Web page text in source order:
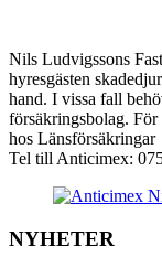
Nils Ludvigssons
hyresgästen
hand. I vissa fall
försäkringsbolag. För
hos Länsförsäkringar
Tel till Anticimex:
NYHETER